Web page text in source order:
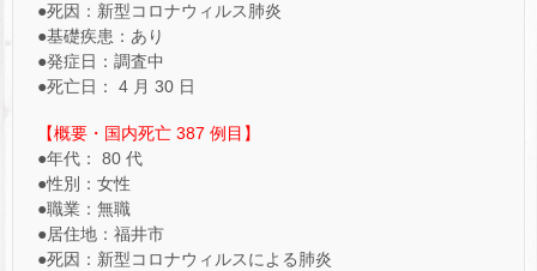
●死因：新型コロナウィルス肺炎
●基礎疾患：あり
●発症日：調査中
●死亡日： 4 月 30 日
【概要・国内死亡 387 例目】
●年代： 80 代
●性別：女性
●職業：無職
●居住地：福井市
●死因：新型コロナウィルスによる肺炎